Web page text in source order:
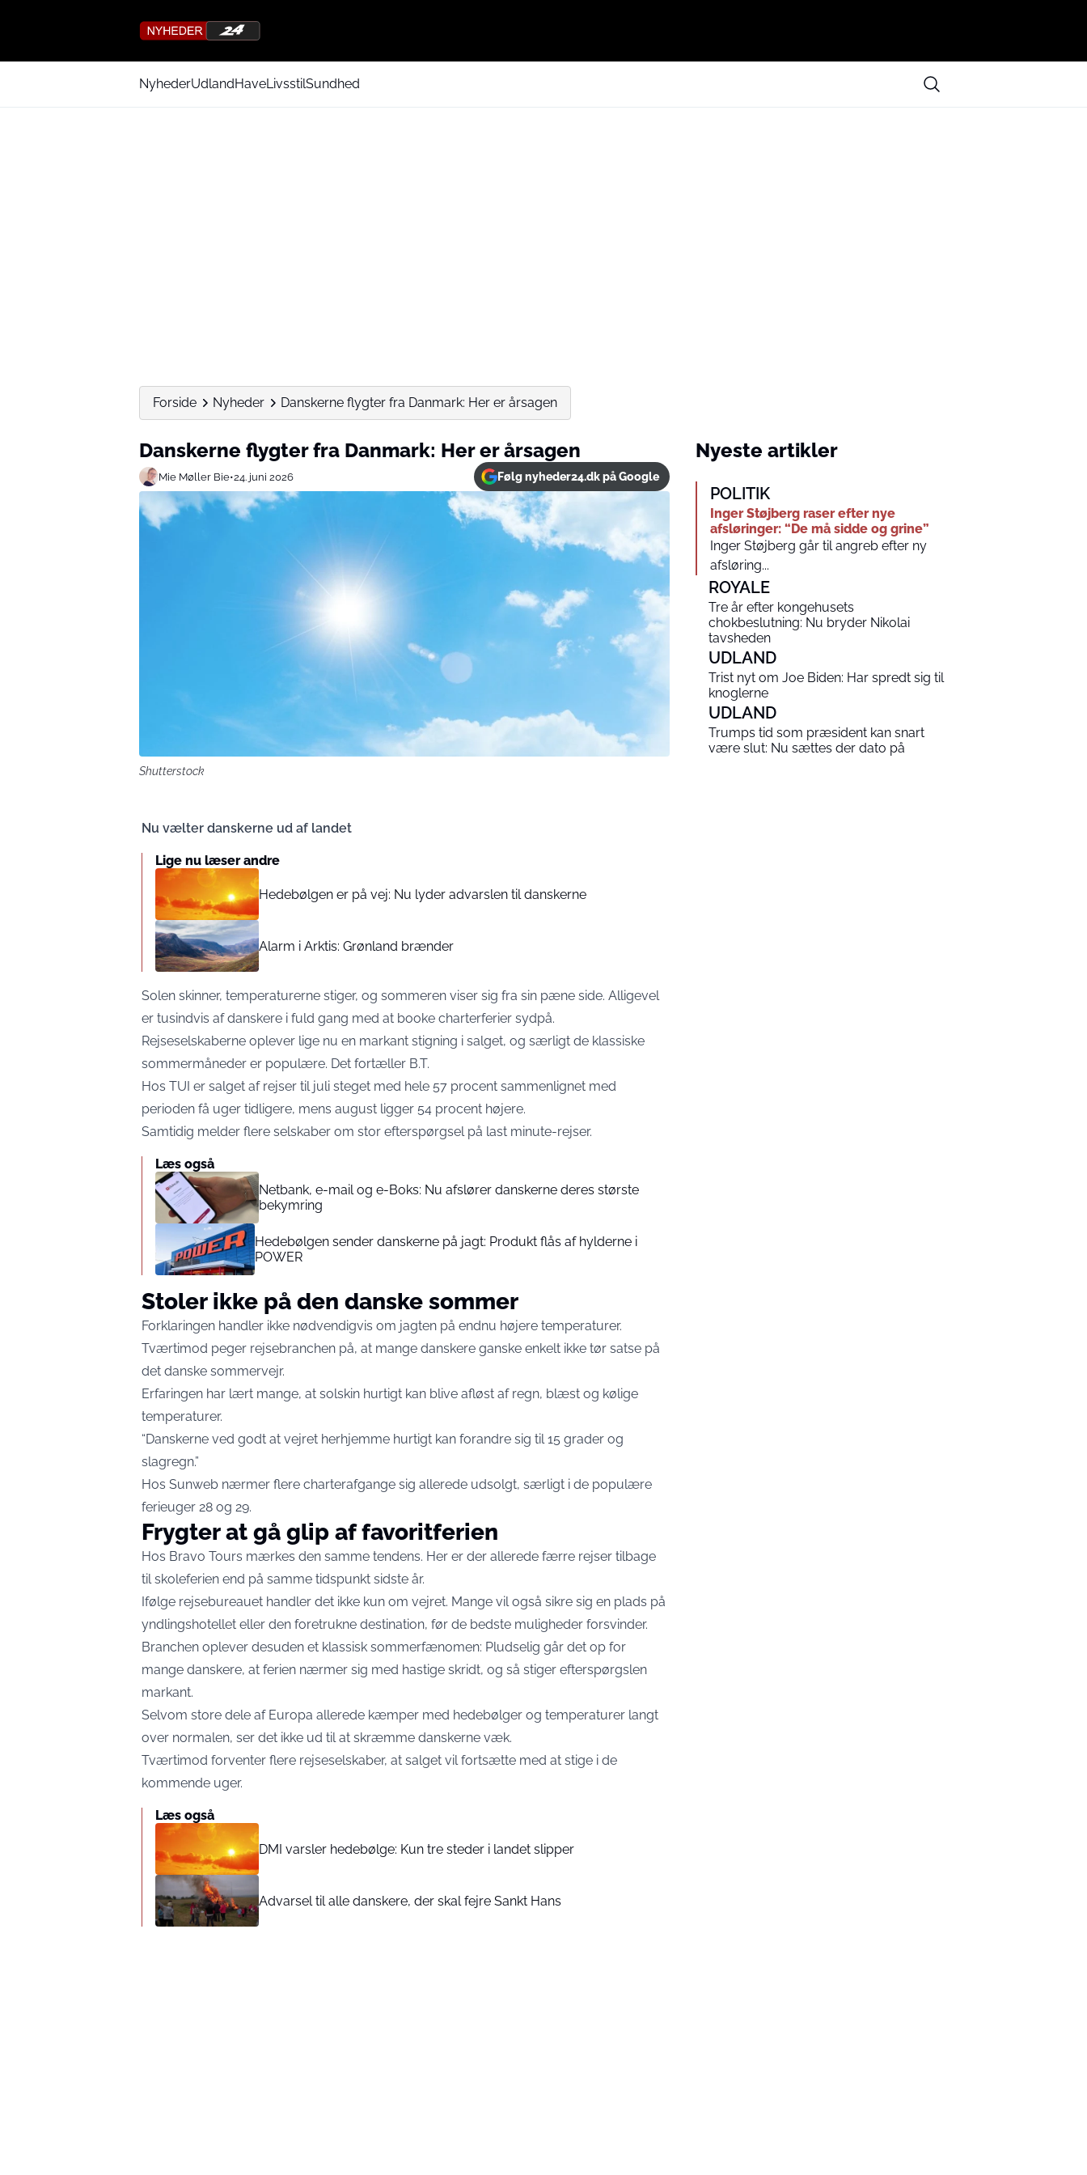
NyhederUdlandHaveLivsstilSundhed
Forside Nyheder Danskerne flygter fra Danmark: Her er årsagen
Danskerne flygter fra Danmark: Her er årsagen
Mie Møller Bie•24. juni 2026 Følg nyheder24.dk på Google
Shutterstock
Nu vælter danskerne ud af landet
Lige nu læser andre
Hedebølgen er på vej: Nu lyder advarslen til danskerne
Alarm i Arktis: Grønland brænder
Solen skinner, temperaturerne stiger, og sommeren viser sig fra sin pæne side. Alligevel
er tusindvis af danskere i fuld gang med at booke charterferier sydpå.
Rejseselskaberne oplever lige nu en markant stigning i salget, og særligt de klassiske
sommermåneder er populære. Det fortæller B.T.
Hos TUI er salget af rejser til juli steget med hele 57 procent sammenlignet med
perioden få uger tidligere, mens august ligger 54 procent højere.
Samtidig melder flere selskaber om stor efterspørgsel på last minute-rejser.
Læs også
Netbank, e-mail og e-Boks: Nu afslører danskerne deres største
bekymring
Hedebølgen sender danskerne på jagt: Produkt flås af hylderne i
POWER
Stoler ikke på den danske sommer
Forklaringen handler ikke nødvendigvis om jagten på endnu højere temperaturer.
Tværtimod peger rejsebranchen på, at mange danskere ganske enkelt ikke tør satse på
det danske sommervejr.
Erfaringen har lært mange, at solskin hurtigt kan blive afløst af regn, blæst og kølige
temperaturer.
“Danskerne ved godt at vejret herhjemme hurtigt kan forandre sig til 15 grader og
slagregn.”
Hos Sunweb nærmer flere charterafgange sig allerede udsolgt, særligt i de populære
ferieuger 28 og 29.
Frygter at gå glip af favoritferien
Hos Bravo Tours mærkes den samme tendens. Her er der allerede færre rejser tilbage
til skoleferien end på samme tidspunkt sidste år.
Ifølge rejsebureauet handler det ikke kun om vejret. Mange vil også sikre sig en plads på
yndlingshotellet eller den foretrukne destination, før de bedste muligheder forsvinder.
Branchen oplever desuden et klassisk sommerfænomen: Pludselig går det op for
mange danskere, at ferien nærmer sig med hastige skridt, og så stiger efterspørgslen
markant.
Selvom store dele af Europa allerede kæmper med hedebølger og temperaturer langt
over normalen, ser det ikke ud til at skræmme danskerne væk.
Tværtimod forventer flere rejseselskaber, at salget vil fortsætte med at stige i de
kommende uger.
Læs også
DMI varsler hedebølge: Kun tre steder i landet slipper
Advarsel til alle danskere, der skal fejre Sankt Hans
Nyeste artikler
POLITIK
Inger Støjberg raser efter nye
afsløringer: “De må sidde og grine”
Inger Støjberg går til angreb efter ny
afsløring...
ROYALE
Tre år efter kongehusets
chokbeslutning: Nu bryder Nikolai
tavsheden
UDLAND
Trist nyt om Joe Biden: Har spredt sig til
knoglerne
UDLAND
Trumps tid som præsident kan snart
være slut: Nu sættes der dato på